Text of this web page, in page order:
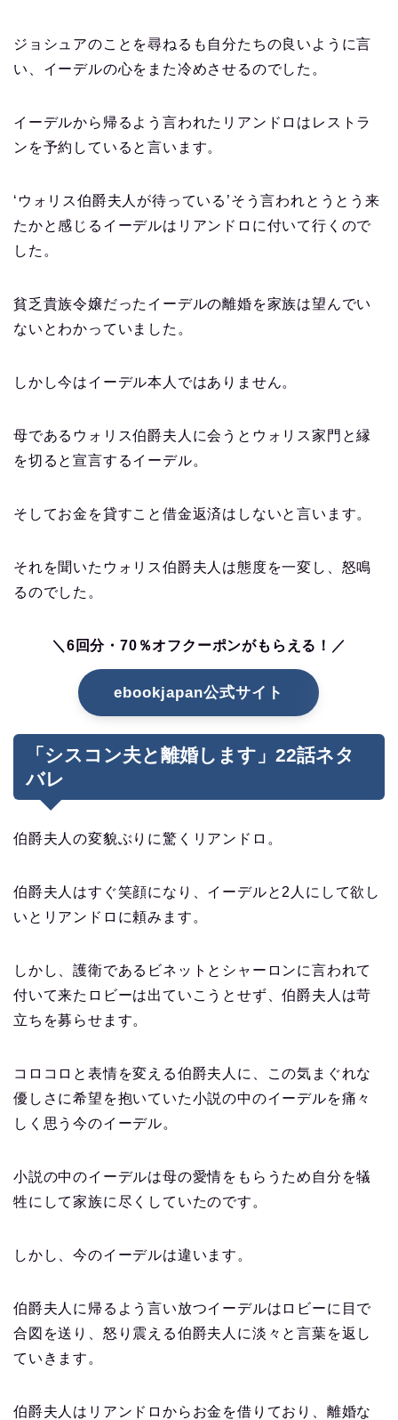
ジョシュアのことを尋ねるも自分たちの良いように言
い、イーデルの心をまた冷めさせるのでした。
イーデルから帰るよう言われたリアンドロはレストラ
ンを予約していると言います。
‘ウォリス伯爵夫人が待っている’そう言われとうとう来
たかと感じるイーデルはリアンドロに付いて行くので
した。
貧乏貴族令嬢だったイーデルの離婚を家族は望んでい
ないとわかっていました。
しかし今はイーデル本人ではありません。
母であるウォリス伯爵夫人に会うとウォリス家門と縁
を切ると宣言するイーデル。
そしてお金を貸すこと借金返済はしないと言います。
それを聞いたウォリス伯爵夫人は態度を一変し、怒鳴
るのでした。
＼6回分・70％オフクーポンがもらえる！／
ebookjapan公式サイト
「シスコン夫と離婚します」22話ネタ
バレ
伯爵夫人の変貌ぶりに驚くリアンドロ。
伯爵夫人はすぐ笑顔になり、イーデルと2人にして欲し
いとリアンドロに頼みます。
しかし、護衛であるビネットとシャーロンに言われて
付いて来たロビーは出ていこうとせず、伯爵夫人は苛
立ちを募らせます。
コロコロと表情を変える伯爵夫人に、この気まぐれな
優しさに希望を抱いていた小説の中のイーデルを痛々
しく思う今のイーデル。
小説の中のイーデルは母の愛情をもらうため自分を犠
牲にして家族に尽くしていたのです。
しかし、今のイーデルは違います。
伯爵夫人に帰るよう言い放つイーデルはロビーに目で
合図を送り、怒り震える伯爵夫人に淡々と言葉を返し
ていきます。
伯爵夫人はリアンドロからお金を借りており、離婚な